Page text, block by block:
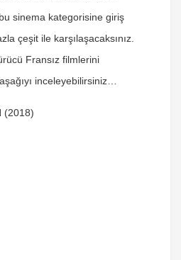
sinema kategorisine giriş
çeşit ile karşılaşacaksınız.
Fransız filmlerini
inceleyebilirsiniz…
(2018)